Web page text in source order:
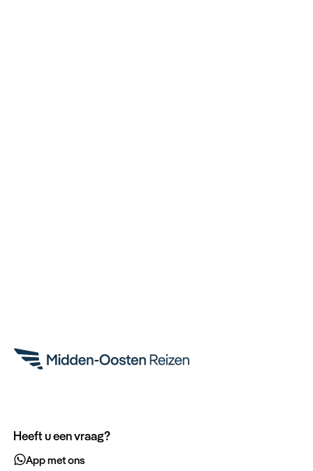
Heeft u een vraag?
App met ons